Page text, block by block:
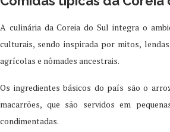
A culinária da Coreia do Sul integra o
culturais, sendo inspirada por mitos,
agrícolas e nômades ancestrais.
Os ingredientes básicos do país são o
macarrões, que são servidos em
condimentadas.